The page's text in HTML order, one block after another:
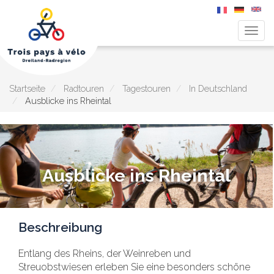
Direkt
Startseite Radtouren Tagestouren
In Deutschland
Ausblicke ins Rheintal
Ausblicke ins Rheintal
Beschreibung
Entlang des Rheins, der Weinreben und
Streuobstwiesen erleben Sie eine besonders schöne